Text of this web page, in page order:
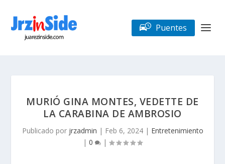
Puentes
MURIÓ GINA MONTES, VEDETTE DE
LA CARABINA DE AMBROSIO
Publicado por jrzadmin | Feb 6, 2024| Entretenimiento
| 0 |